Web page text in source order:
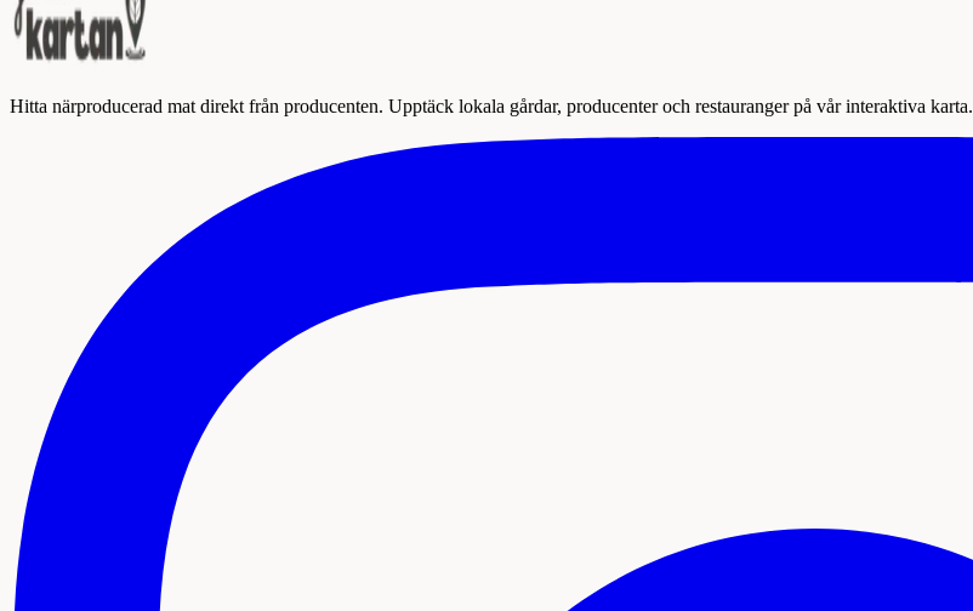
Hitta närproducerad mat direkt från producenten. Upptäck lokala gårdar, producenter och restauranger på vår interaktiva karta.